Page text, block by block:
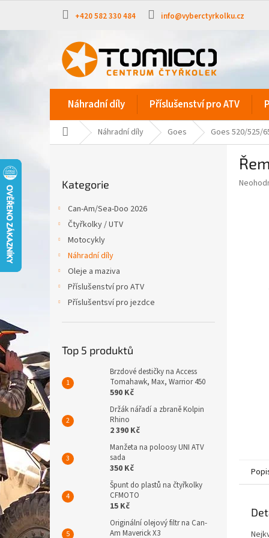
obsah
+420 582 330 484 info@vyberctyrkolku.cz
Náhradní díly Příslušenství pro ATV
Domů Náhradní díly Goes Goes 520/525/
kategorie
Kategorie
Can-Am/Sea-Doo 2026
Čtyřkolky / UTV
Motocykly
Náhradní díly
Oleje a maziva
Příslušenství pro ATV
Příslušentsví pro jezdce
Top 5 produktů
Brzdové destičky na Access
Tomahawk, Max, Warrior 450
590 Kč
Držák nářadí a zbraně Kolpin
Rhino
2 390 Kč
Manžeta na poloosy UNI ATV
sada
350 Kč
Špunt do plastů na čtyřkolky
CFMOTO
15 Kč
Originální olejový filtr na Can-
Am Maverick X3